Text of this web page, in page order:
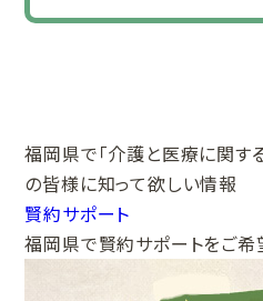
福岡県で「介護と医療に関す
の皆様に知って欲しい情報
賢約サポート
福岡県で賢約サポートをご希